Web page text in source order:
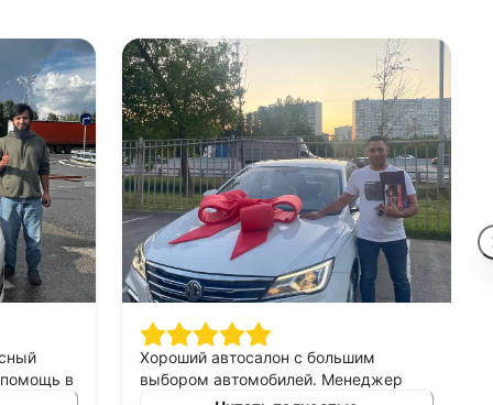
в
Хороший автосалон с большим
выбором автомобилей. Менеджер
был очень вежлив и прекрасно